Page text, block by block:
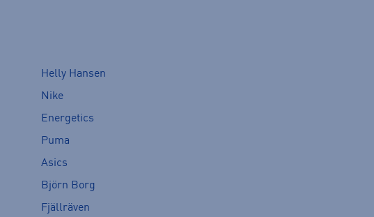
Helly Hansen
Nike
Energetics
Puma
Asics
Björn Borg
Fjällräven